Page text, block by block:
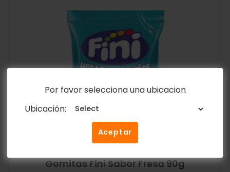
Por favor selecciona una ubicacion
Ubicación:
Aceptar
Gomitas Fini Sabor Fresa 90g